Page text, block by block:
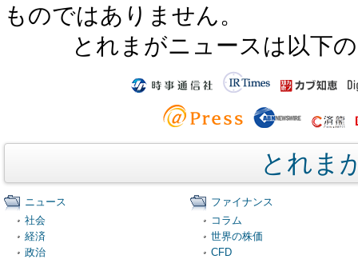
ものではありません。
とれまがニュースは以下
とれま
ニュース
社会
経済
政治
ファイナンス
コラム
世界の株価
CFD